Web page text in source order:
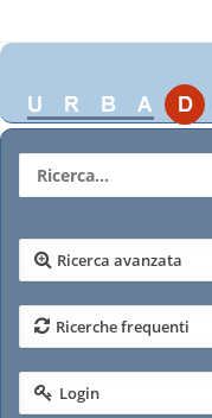
Ricerca avanzata
Ricerche frequenti
Login